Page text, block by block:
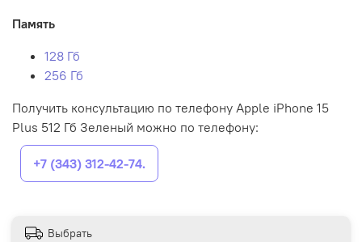
Память
128 Гб
256 Гб
Получить консультацию по телефону Apple iPhone 15
Plus 512 Гб Зеленый можно по телефону:
+7 (343) 312-42-74.
Выбрать